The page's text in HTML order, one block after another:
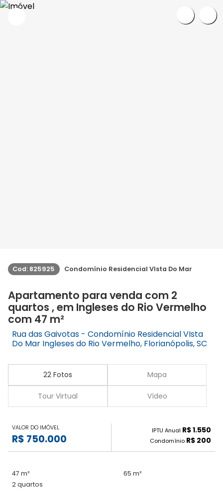
Cod: 825925 Condomínio Residencial VIsta Do Mar
Apartamento para venda com 2
quartos , em Ingleses do Rio Vermelho
com 47 m²
Rua das Gaivotas - Condomínio Residencial VIsta
Do Mar Ingleses do Rio Vermelho, Florianópolis, SC
22 Fotos Mapa
Tour Virtual Vídeo
VALOR DO IMÓVEL
R$ 750.000
IPTU Anual R$ 1.550
Condomínio R$ 200
47 m²
65 m²
2 quartos